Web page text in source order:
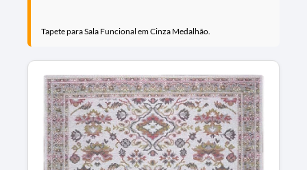
Tapete para Sala Funcional em Cinza Medalhão.